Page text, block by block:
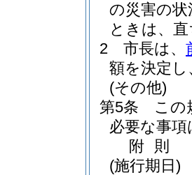
の災害の
ときは、
2
市長は、
額を決定
(その他)
第5条
この
必要な事
附 則
(施行期日)